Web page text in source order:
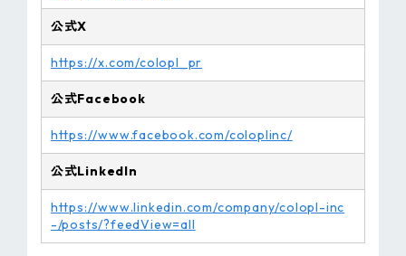
公式X
https://x.com/colopl_pr
公式Facebook
https://www.facebook.com/coloplinc/
公式LinkedIn
https://www.linkedin.com/company/colopl-inc
-/posts/?feedView=all